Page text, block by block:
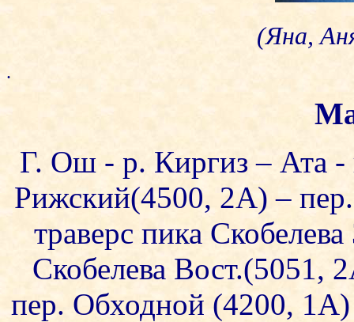
(Яна,
.
Г. Ош - р. Киргиз – Ата -
Рижский(4500, 2А) –
траверс пика
Скобелева Вост.(5051,
пер. Обходной (4200,